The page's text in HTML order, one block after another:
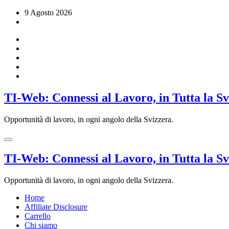
9 Agosto 2026
TI-Web: Connessi al Lavoro, in Tutta la
Opportunità di lavoro, in ogni angolo della Svizzera.
TI-Web: Connessi al Lavoro, in Tutta la
Opportunità di lavoro, in ogni angolo della Svizzera.
Home
Affiliate Disclosure
Carrello
Chi siamo